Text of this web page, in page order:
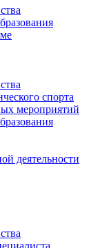
спорта
мероприятий
деятельности